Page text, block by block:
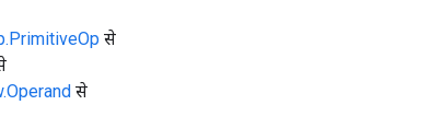
से
से